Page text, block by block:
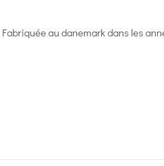
au danemark dans les